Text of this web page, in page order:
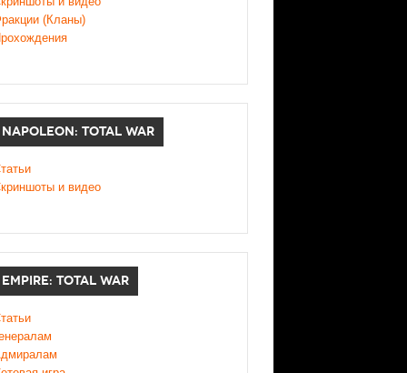
(Кланы)
NAPOLEON: TOTAL WAR
и видео
EMPIRE: TOTAL WAR